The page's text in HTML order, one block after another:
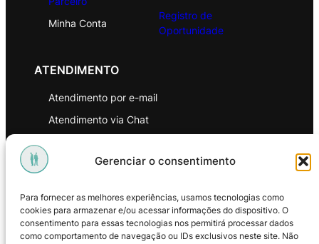
Gerenciar o consentimento
Para fornecer as melhores experiências, usamos tecnologias como
cookies para armazenar e/ou acessar informações do dispositivo. O
consentimento para essas tecnologias nos permitirá processar dados
como comportamento de navegação ou IDs exclusivos neste site. Não
Minha Conta
Registro de
Oportunidade
ATENDIMENTO
Atendimento por e-mail
Atendimento via Chat
Política de Privacidade
Política de Troca e Devoluções